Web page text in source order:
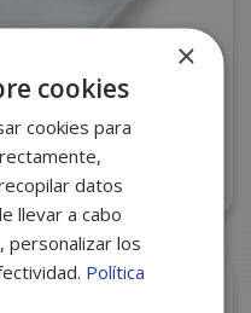
S/1020
×
cookies
cookies para
datos
llevar a cabo
personalizar los
Política